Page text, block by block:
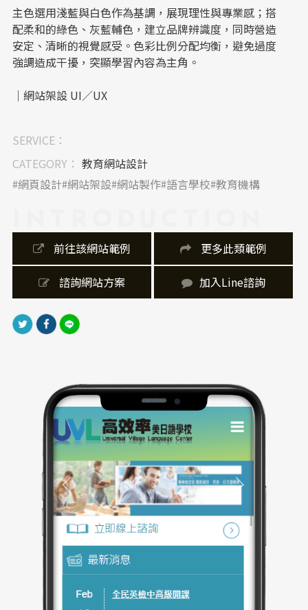
主色選用淺藍與白色作為基調，展現理性與專業感；搭
配柔和的綠色、灰藍輔色，建立品牌辨識度，同時營造
安定、清晰的視覺感受。色彩比例分配均衡，避免過度
強調造成干擾，突顯學習內容為主角。
｜網站架設 UI／UX
不同學習族群依照服務需求清楚分類。UI設計上保留足
夠的留白與模組化圖片選單，讓使用者直覺理解網站層
級；UX方面則導入行動裝置自適應設計，強化手機端使
用體驗，確保資訊即時可得。
網站首頁的banner設計延伸企業CIS識別系統，以簡潔
文案與情境照片組合，凸顯「高效率語言學習」核心訴
求。標題文字置中、左上標誌呼應CIS標準色，整體構
圖穩重且具視覺焦點，成功建立品牌第一印象。
在桌機或手機端均能獲得一致的瀏覽體驗。
SERVICE：
CATEGORY： 教育網站設計
網頁設計 網站架設 網站製作 語言學校 教育機構
前往該網站範例 更多此類範例
諮詢網站方案 加入Line諮詢